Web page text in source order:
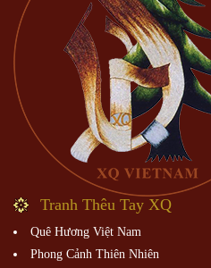
Tranh Thêu Tay XQ
Quê Hương Việt Nam
Phong Cảnh Thiên Nhiên